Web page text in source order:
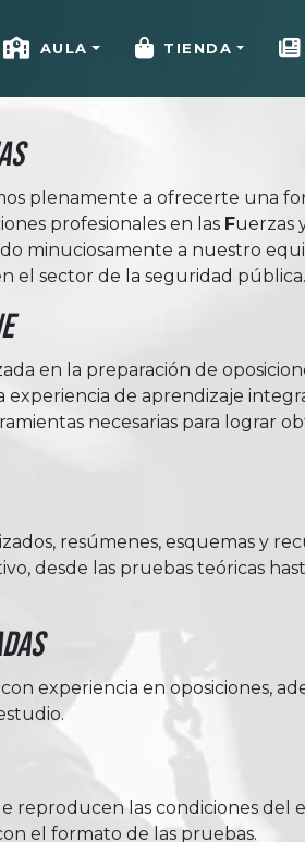
AULA TIENDA
plenamente a ofrecerte una
profesionales en las
Fuerzas
minuciosamente a nuestro
el sector de la seguridad pública.
en la preparación de
experiencia de aprendizaje
necesarias para lograr
resúmenes, esquemas y
desde las pruebas teóricas
experiencia en oposiciones,
reproducen las condiciones del
el formato de las pruebas.